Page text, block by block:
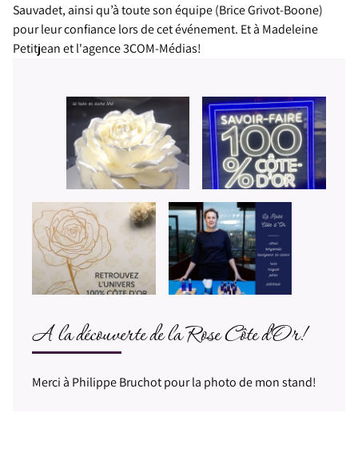
Sauvadet, ainsi qu’à toute son équipe (Brice Grivot-Boone)
pour leur confiance lors de cet événement. Et à Madeleine
Petitjean et l'agence 3COM-Médias!
A la découverte de la Rose Côte d'Or!
Merci à Philippe Bruchot pour la photo de mon stand!